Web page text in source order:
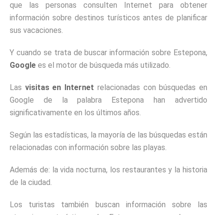
que las personas consulten Internet para obtener
información sobre destinos turísticos antes de planificar
sus vacaciones.
Y cuando se trata de buscar información sobre Estepona,
Google es el motor de búsqueda más utilizado.
Las visitas en Internet relacionadas con búsquedas en
Google de la palabra Estepona han advertido
significativamente en los últimos años.
Según las estadísticas, la mayoría de las búsquedas están
relacionadas con información sobre las playas.
Además de: la vida nocturna, los restaurantes y la historia
de la ciudad.
Los turistas también buscan información sobre las